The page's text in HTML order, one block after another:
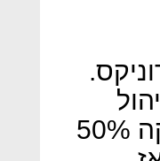
מערכות אוטומטיות וחניונים אוטונומיים. פימי מחזיקה 50%